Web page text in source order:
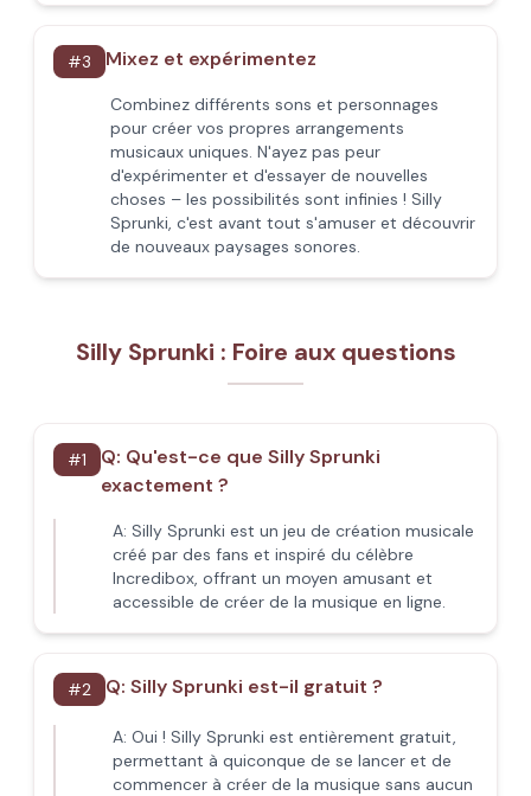
#3 Mixez et expérimentez
Combinez différents sons et personnages
pour créer vos propres arrangements
musicaux uniques. N'ayez pas peur
d'expérimenter et d'essayer de nouvelles
choses – les possibilités sont infinies ! Silly
Sprunki, c'est avant tout s'amuser et découvrir
de nouveaux paysages sonores.
Silly Sprunki : Foire aux questions
#1 Q: Qu'est-ce que Silly Sprunki
exactement ?
A: Silly Sprunki est un jeu de création musicale
créé par des fans et inspiré du célèbre
Incredibox, offrant un moyen amusant et
accessible de créer de la musique en ligne.
#2 Q: Silly Sprunki est-il gratuit ?
A: Oui ! Silly Sprunki est entièrement gratuit,
permettant à quiconque de se lancer et de
commencer à créer de la musique sans aucun